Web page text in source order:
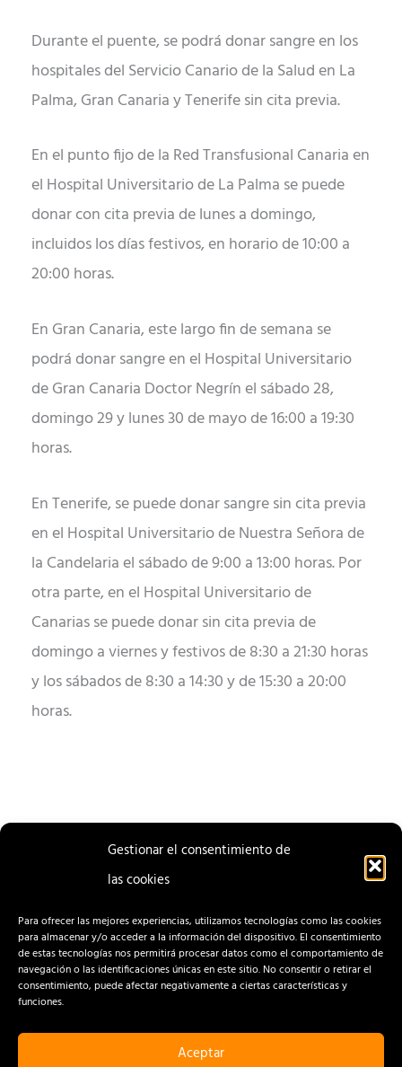
Gestionar el consentimiento de
las cookies
Para ofrecer las mejores experiencias, utilizamos tecnologías como las cookies
para almacenar y/o acceder a la información del dispositivo. El consentimiento
de estas tecnologías nos permitirá procesar datos como el comportamiento de
navegación o las identificaciones únicas en este sitio. No consentir o retirar el
consentimiento, puede afectar negativamente a ciertas características y
funciones.
Aceptar
Durante el puente, se podrá donar sangre en los
hospitales del Servicio Canario de la Salud en La
Palma, Gran Canaria y Tenerife sin cita previa.
En el punto fijo de la Red Transfusional Canaria en
el Hospital Universitario de La Palma se puede
donar con cita previa de lunes a domingo,
incluidos los días festivos, en horario de 10:00 a
20:00 horas.
En Gran Canaria, este largo fin de semana se
podrá donar sangre en el Hospital Universitario
de Gran Canaria Doctor Negrín el sábado 28,
domingo 29 y lunes 30 de mayo de 16:00 a 19:30
horas.
En Tenerife, se puede donar sangre sin cita previa
en el Hospital Universitario de Nuestra Señora de
la Candelaria el sábado de 9:00 a 13:00 horas. Por
otra parte, en el Hospital Universitario de
Canarias se puede donar sin cita previa de
domingo a viernes y festivos de 8:30 a 21:30 horas
y los sábados de 8:30 a 14:30 y de 15:30 a 20:00
horas.
ENTRADA
CONTACTO